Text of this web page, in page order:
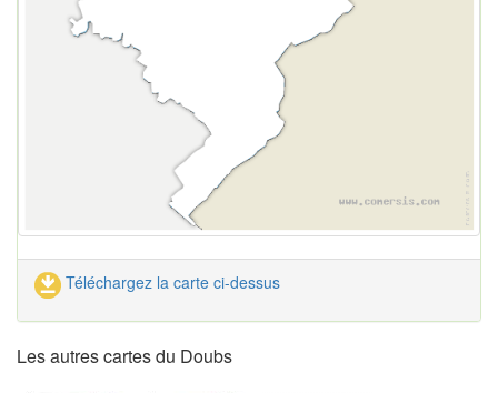
Téléchargez la carte ci-dessus
Les autres cartes du Doubs